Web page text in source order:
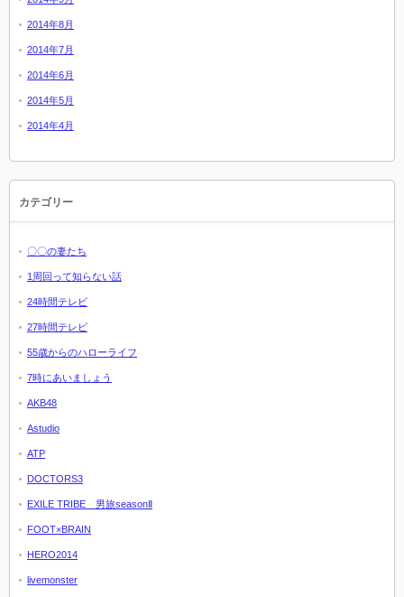
2014年8月
2014年7月
2014年6月
2014年5月
2014年4月
カテゴリー
〇〇の妻たち
1周回って知らない話
24時間テレビ
27時間テレビ
55歳からのハローライフ
7時にあいましょう
AKB48
Astudio
ATP
DOCTORS3
EXILE TRIBE 男旅seasonⅡ
FOOT×BRAIN
HERO2014
livemonster